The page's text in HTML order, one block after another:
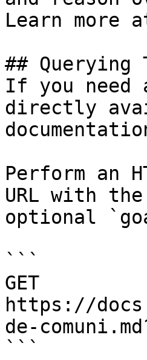
Learn more
## Querying
If you
directly
Perform an
URL with
optional
```
GET
https://
de-
```